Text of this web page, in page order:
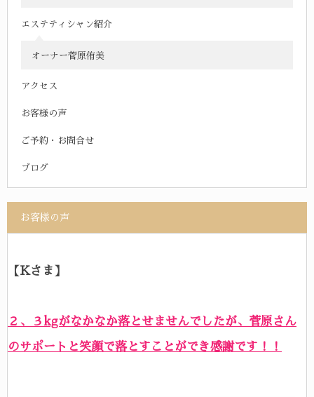
エステティシャン紹介
オーナー菅原侑美
アクセス
お客様の声
ご予約・お問合せ
ブログ
お客様の声
【Kさま】
２、３kgがなかなか落とせませんでしたが、菅原さん
のサポートと笑顔で落とすことができ感謝です！！